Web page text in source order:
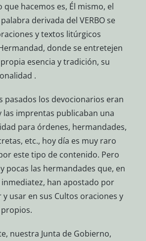
hacemos es, Él mismo, el
derivada del VERBO se
y textos litúrgicos
donde se entretejen
esencia y tradición, su
.
pasados los devocionarios eran
las imprentas publicaban una
para órdenes, hermandades,
etc., hoy día es muy raro
este tipo de contenido. Pero
pocas las hermandades que, en
inmediatez, han apostado por
usar en sus Cultos oraciones y
nuestra Junta de Gobierno,